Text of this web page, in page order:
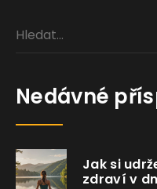
Nedávné
Jak si
zdraví v